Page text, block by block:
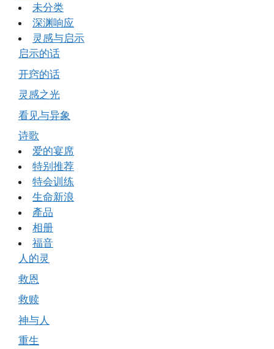
未分类
深渊响应
灵感与启示
启示的话
开窍的话
灵感之光
看见与异象
诗歌
爱的宴席
特别推荐
特会训练
生命新浪
產品
相册
福音
人的灵
救恩
救赎
神与人
重生